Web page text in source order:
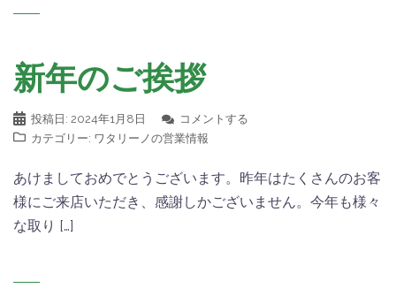
新年のご挨拶
投稿日: 2024年1月8日
コメントする
カテゴリー: ワタリーノの営業情報
あけましておめでとうございます。昨年はたくさんのお客
様にご来店いただき、感謝しかございません。今年も様々
な取り […]